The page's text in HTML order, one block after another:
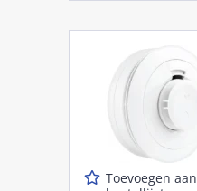
Toevoegen aan